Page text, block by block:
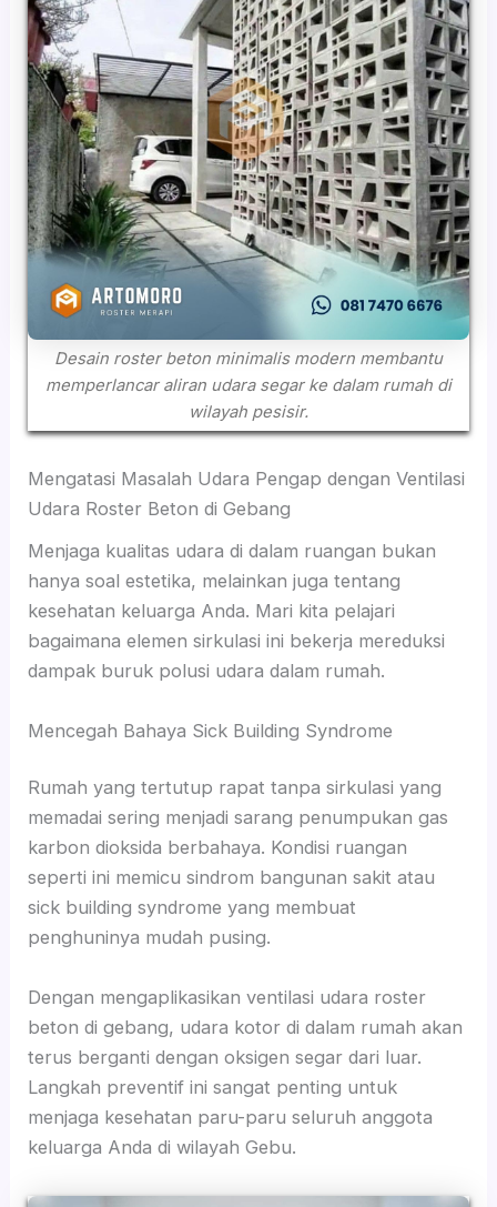
Desain roster beton minimalis modern membantu
memperlancar aliran udara segar ke dalam rumah di
wilayah pesisir.
Mengatasi Masalah Udara Pengap dengan Ventilasi
Udara Roster Beton di Gebang
Menjaga kualitas udara di dalam ruangan bukan
hanya soal estetika, melainkan juga tentang
kesehatan keluarga Anda. Mari kita pelajari
bagaimana elemen sirkulasi ini bekerja mereduksi
dampak buruk polusi udara dalam rumah.
Mencegah Bahaya Sick Building Syndrome
Rumah yang tertutup rapat tanpa sirkulasi yang
memadai sering menjadi sarang penumpukan gas
karbon dioksida berbahaya. Kondisi ruangan
seperti ini memicu sindrom bangunan sakit atau
sick building syndrome yang membuat
penghuninya mudah pusing.
Dengan mengaplikasikan ventilasi udara roster
beton di gebang, udara kotor di dalam rumah akan
terus berganti dengan oksigen segar dari luar.
Langkah preventif ini sangat penting untuk
menjaga kesehatan paru-paru seluruh anggota
keluarga Anda di wilayah Gebu.